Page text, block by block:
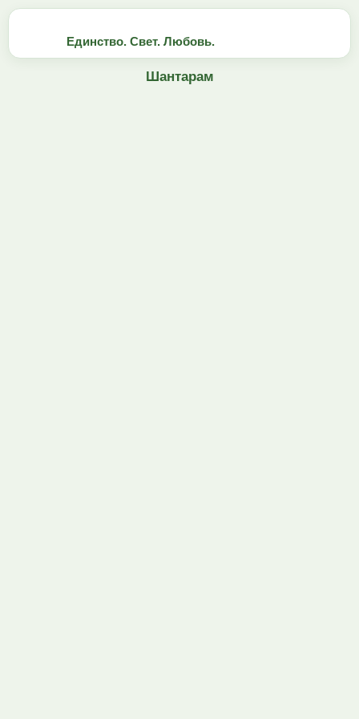
Единство. Свет. Любовь.
Шантарам